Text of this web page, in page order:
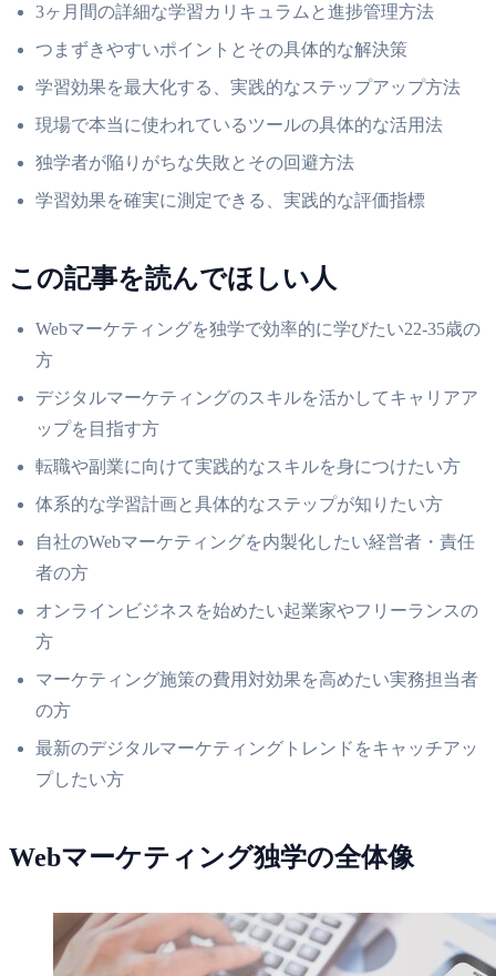
3ヶ月間の詳細な学習カリキュラムと進捗管理方法
つまずきやすいポイントとその具体的な解決策
学習効果を最大化する、実践的なステップアップ方法
現場で本当に使われているツールの具体的な活用法
独学者が陥りがちな失敗とその回避方法
学習効果を確実に測定できる、実践的な評価指標
この記事を読んでほしい人
Webマーケティングを独学で効率的に学びたい22-35歳の
方
デジタルマーケティングのスキルを活かしてキャリアア
ップを目指す方
転職や副業に向けて実践的なスキルを身につけたい方
体系的な学習計画と具体的なステップが知りたい方
自社のWebマーケティングを内製化したい経営者・責任
者の方
オンラインビジネスを始めたい起業家やフリーランスの
方
マーケティング施策の費用対効果を高めたい実務担当者
の方
最新のデジタルマーケティングトレンドをキャッチアッ
プしたい方
Webマーケティング独学の全体像